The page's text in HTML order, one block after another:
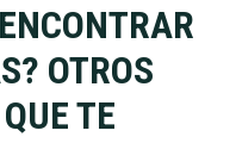
OTROS
TE